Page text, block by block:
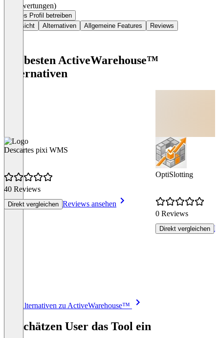
(0 Bewertungen)
Dieses Profil betreiben
Übersicht
Alternativen Allgemeine Features Reviews
Die besten ActiveWarehouse™
Alternativen
Descartes pixi WMS
40 Reviews
Direkt vergleichen Reviews ansehen
OptiSlotting
0 Reviews
Direkt vergleichen
Alle Alternativen zu ActiveWarehouse™
So schätzen User das Tool ein